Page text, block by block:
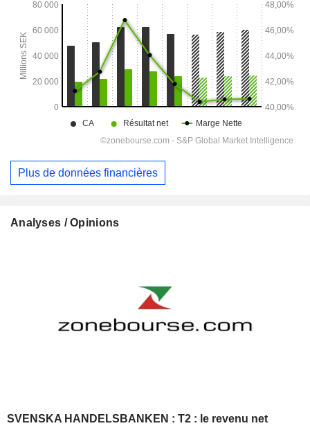
Plus de données financières
Analyses / Opinions
SVENSKA HANDELSBANKEN : T2 : le revenu net